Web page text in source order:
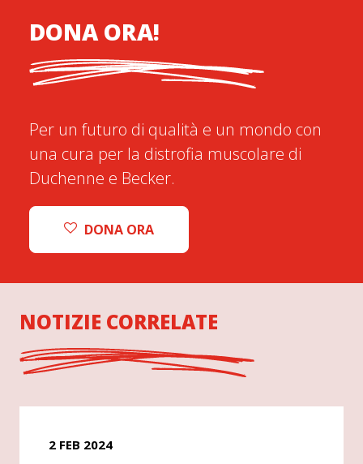
DONA ORA!
Per un futuro di qualità e un mondo con
una cura per la distrofia muscolare di
Duchenne e Becker.
DONA ORA
NOTIZIE CORRELATE
2 FEB 2024